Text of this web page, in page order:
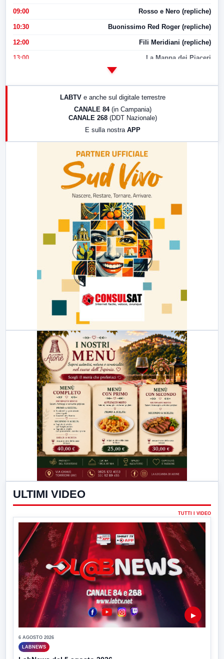
09:00 Rosso e Nero (repliche)
10:30 Buonissimo Red Roger (repliche)
12:00 Fili Meridiani (repliche)
13:00 La Mappa dei Piaceri
LABTV e anche sul digitale terrestre
CANALE 84 (in Campania)
CANALE 268 (DDT Nazionale)
E sulla nostra APP
ULTIMI VIDEO
TUTTI I VIDEO
▶
6 AGOSTO 2026
LABNEWS